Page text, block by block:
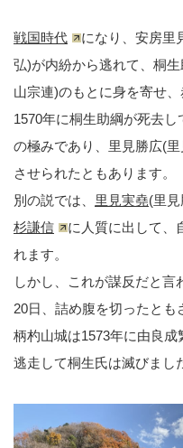
戦国時代
になり、安房里
弘)が内紛から逃れて、桐
山宗連)のもとに身を寄せ
1570年に桐生助綱が死去
の極みであり、里見勝広(
させられたともあります。
別の説では、 里見実堯(里
杉謙信
に人質に出して、
れます。
しかし、これが謀反だと言
20日、詰め腹を切ったとも
柄杓山城は1573年に由良
逃走して桐生氏は滅びまし